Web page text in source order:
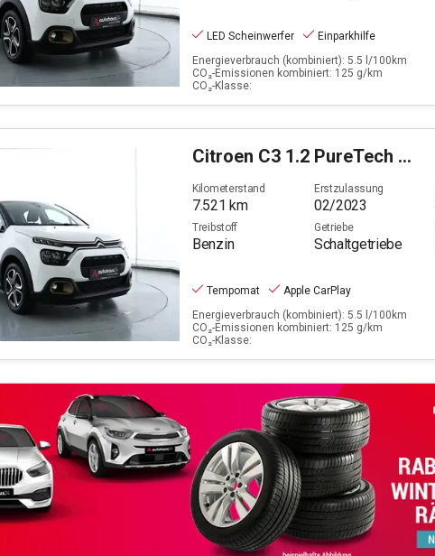
LED Scheinwerfer
Einparkhilfe
Energieverbrauch (kombiniert): 5.5 l/100km
CO₂-Emissionen kombiniert: 125 g/km
CO₂-Klasse:
Citroen C3 1.2 PureTech 82 C-Series Stop&Start (EURO 6d)
Kilometerstand
7.521 km
Erstzulassung
02/2023
Treibstoff
Benzin
Getriebe
Schaltgetriebe
Tempomat
Apple CarPlay
Energieverbrauch (kombiniert): 5.5 l/100km
CO₂-Emissionen kombiniert: 125 g/km
CO₂-Klasse: